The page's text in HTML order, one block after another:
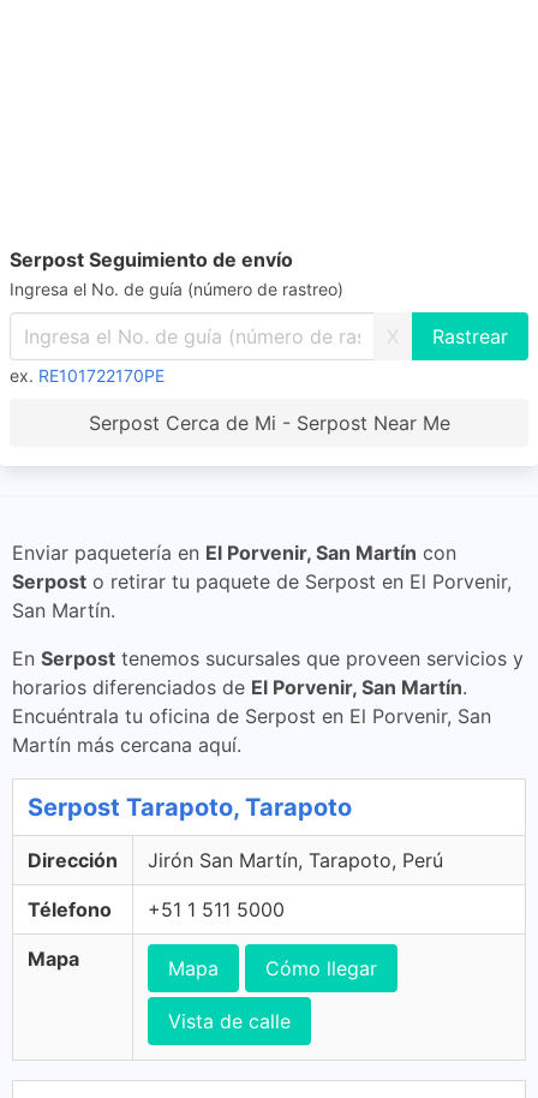
Serpost Seguimiento de envío
Ingresa el No. de guía (número de rastreo)
X
ex. RE101722170PE
Serpost Cerca de Mi - Serpost Near Me
Enviar paquetería en El Porvenir, San Martín con
Serpost o retirar tu paquete de Serpost en El Porvenir,
San Martín.
En Serpost tenemos sucursales que proveen servicios y
horarios diferenciados de El Porvenir, San Martín.
Encuéntrala tu oficina de Serpost en El Porvenir, San
Martín más cercana aquí.
Serpost Tarapoto, Tarapoto
Dirección Jirón San Martín, Tarapoto, Perú
Télefono +51 1 511 5000
Mapa Mapa Cómo llegar
Vista de calle